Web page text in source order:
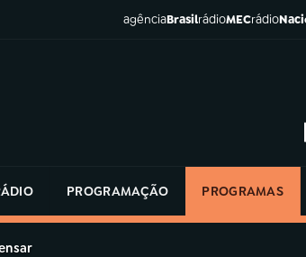
agênciaBrasilrádioMECrádio
PROGRAMAÇÃO PROGRAMAS